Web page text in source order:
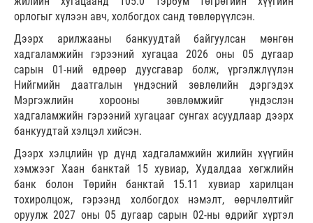
орлогыг хүлээн авч, холбогдох санд төвлөрүүлсэн.
Дээрх арилжааны банкуудтай байгуулсан мөнгөн
хадгаламжийн гэрээний хугацаа 2026 оны 05 дугаар
сарын 01-ний өдрөөр дуусгавар болж, үргэлжлүүлэн
Нийгмийн даатгалын үндэсний зөвлөлийн дэргэдэх
Мэргэжлийн хорооны зөвлөмжийг үндэслэн
хадгаламжийн гэрээний хугацааг сунгах асуудлаар дээрх
банкуудтай хэлцэл хийсэн.
Дээрх хэлцлийн үр дүнд хадгаламжийн жилийн хүүгийн
хэмжээг Хаан банктай 15 хувиар, Худалдаа хөгжлийн
банк болон Төрийн банктай 15.11 хувиар харилцан
тохиролцож, гэрээнд холбогдох нэмэлт, өөрчлөлтийг
оруулж 2027 оны 05 дугаар сарын 02-ны өдрийг хүртэл